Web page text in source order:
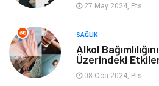
27 May 2024, Pts
SAĞLIK
Alkol
Üzerindeki
08 Oca 2024, Pts